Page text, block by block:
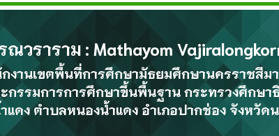
ณวราราม : Mathayom
งานเขตพื้นที่การศึกษามัธยมศึกษานครราชสีมา
กรรมการการศึกษาขึ้นพื้นฐาน กระทรวงศึกษา
แดงตำบลหนองน้ำแดง อำเภอปากช่อง จังหวัด